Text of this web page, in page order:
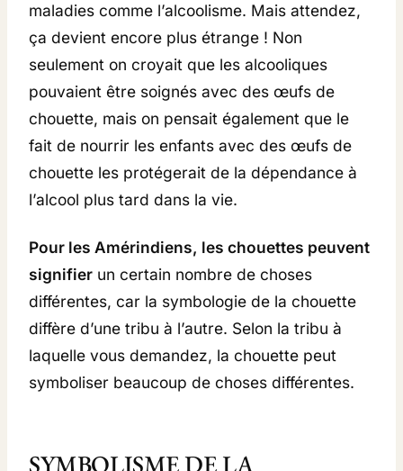
maladies comme l’alcoolisme. Mais attendez,
ça devient encore plus étrange ! Non
seulement on croyait que les alcooliques
pouvaient être soignés avec des œufs de
chouette, mais on pensait également que le
fait de nourrir les enfants avec des œufs de
chouette les protégerait de la dépendance à
l’alcool plus tard dans la vie.
Pour les Amérindiens, les chouettes peuvent
signifier un certain nombre de choses
différentes, car la symbologie de la chouette
diffère d’une tribu à l’autre. Selon la tribu à
laquelle vous demandez, la chouette peut
symboliser beaucoup de choses différentes.
SYMBOLISME DE LA